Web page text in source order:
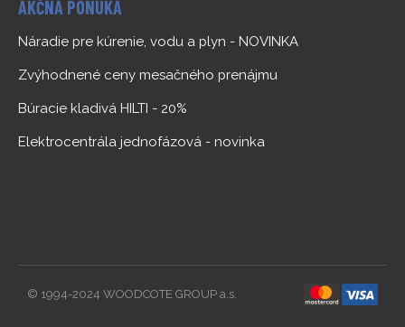
AKČNÁ PONUKA
Náradie pre kúrenie, vodu a plyn - NOVINKA
Zvýhodnené ceny mesačného prenájmu
Búracie kladivá HILTI - 20%
Elektrocentrála jednofázová - novinka
© 1994-2024 WOODCOTE GROUP a.s.